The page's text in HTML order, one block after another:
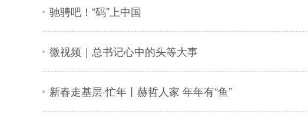
驰骋吧！“码”上中国
微视频｜总书记心中的头等大事
新春走基层·忙年丨赫哲人家 年年有“鱼”